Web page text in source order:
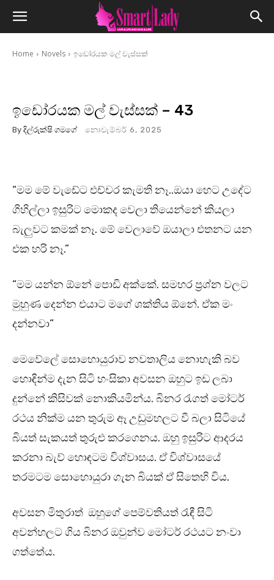
Home Novels ඉඩෝරයක මල් වැස්සක්
ඉඩෝරයක මල් වැස්සක් – 43
By දිල්රුක්ෂි ගමගේ නොවැම්බර් 6, 2025
“මම මේ වැඩේට එච්චර කැමති නෑ..ඔයා හෙට උදේට
ගිහිල්ලා ඉසුරිට මොකද වෙලා තියෙන්නේ කියලා
බැලුවට කමක් නෑ. මේ වෙලාවේ ඔයාලා එතනට යන
එක හරි නෑ.”
“මම යන්න ඕනේ පොඩි අක්කේ. සමහර ප්‍රශ්න වලට
මුහුණ දෙන්න එයාට මගේ ශක්තිය ඕනේ. ඒක මං
දන්නවා”
මෙවේලේ සොහොයුරාව නවතාලිය නොහැකි බව
හොඳින්ම දැන සිටි හංසිකා අවසන ඔහුට ඉඩ ලබා
දුන්නේ කිසිවක් නොකියමින්ය. බිනර රැගත් මෝටර්
රථය නික්ම යන තුරුම ඈ උඩුමහලට වී බලා සිටියේ
බියත් සැකයත් තුරුළු කරගෙනය. ඔහු ඉසුරිට ආදරය
කරනා බැව් හොඳටම විශ්වාසය. ඒ විශ්වාසයේ
තරමටම සොහොයුරා ගැන බියක් ඒ සිතෙහි විය.
අවසන මිතුරාත් ඔහුගේ පෙම්වතියත් රැඳී සිටි
අවන්හලට ගිය බිනර ඔවුන්ව මෝටර් රථයට නංවා
ගත්තේය.